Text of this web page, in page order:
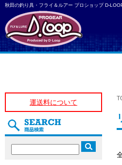
秋田の釣り具・フライ＆ルアー プロショップ D-
運送料について